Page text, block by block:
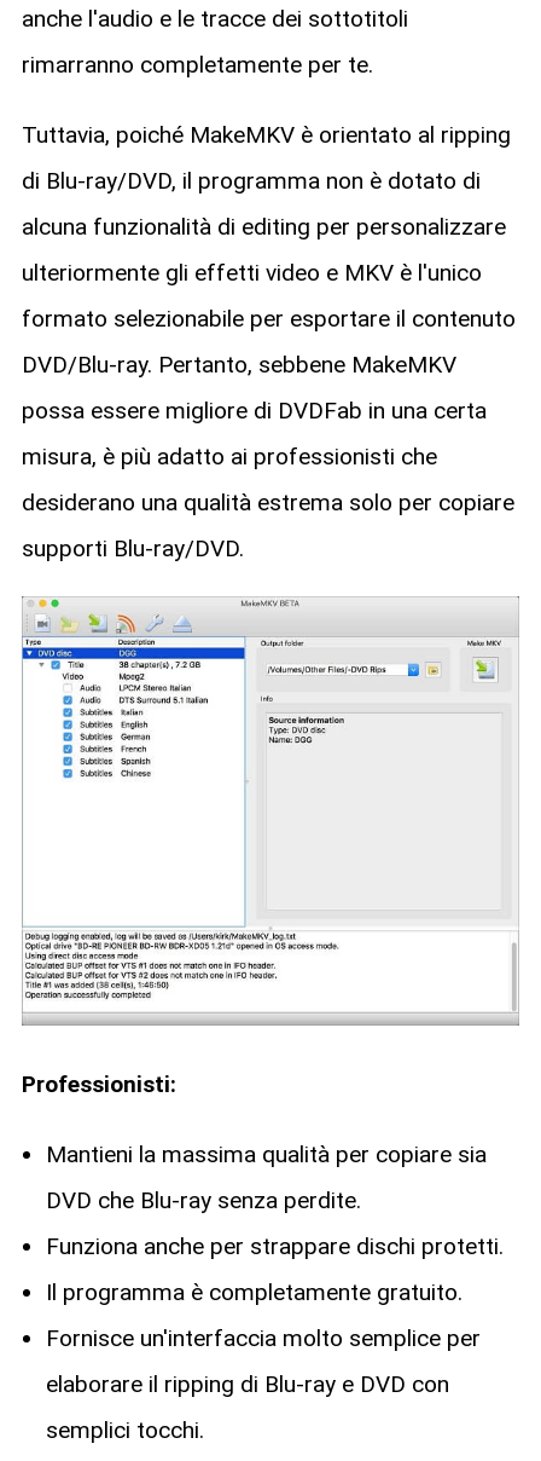
anche l'audio e le tracce dei sottotitoli
rimarranno completamente per te.
Tuttavia, poiché MakeMKV è orientato al ripping
di Blu-ray/DVD, il programma non è dotato di
alcuna funzionalità di editing per personalizzare
ulteriormente gli effetti video e MKV è l'unico
formato selezionabile per esportare il contenuto
DVD/Blu-ray. Pertanto, sebbene MakeMKV
possa essere migliore di DVDFab in una certa
misura, è più adatto ai professionisti che
desiderano una qualità estrema solo per copiare
supporti Blu-ray/DVD.
Professionisti:
Mantieni la massima qualità per copiare sia
DVD che Blu-ray senza perdite.
Funziona anche per strappare dischi protetti.
Il programma è completamente gratuito.
Fornisce un'interfaccia molto semplice per
elaborare il ripping di Blu-ray e DVD con
semplici tocchi.